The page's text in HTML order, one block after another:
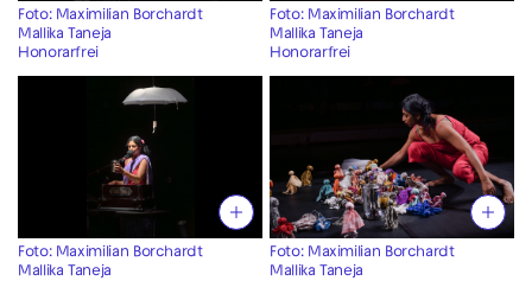
Foto: Maximilian Borchardt
Mallika Taneja
Honorarfrei
Foto: Maximilian Borchardt
Mallika Taneja
Honorarfrei
Foto: Maximilian Borchardt
Mallika Taneja
Foto: Maximilian Borchardt
Mallika Taneja